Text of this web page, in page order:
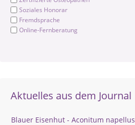
Soziales Honorar
Fremdsprache
Online-Fernberatung
Aktuelles aus dem Journal
Blauer Eisenhut - Aconitum napellus